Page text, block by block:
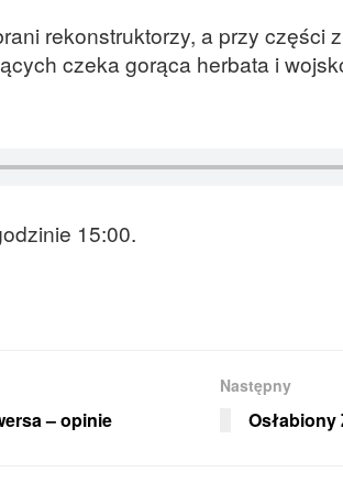
rekonstruktorzy, a przy części
czeka gorąca herbata i
15:00.
– opinie
Następny